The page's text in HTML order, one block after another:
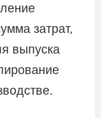
затрат,
выпуска